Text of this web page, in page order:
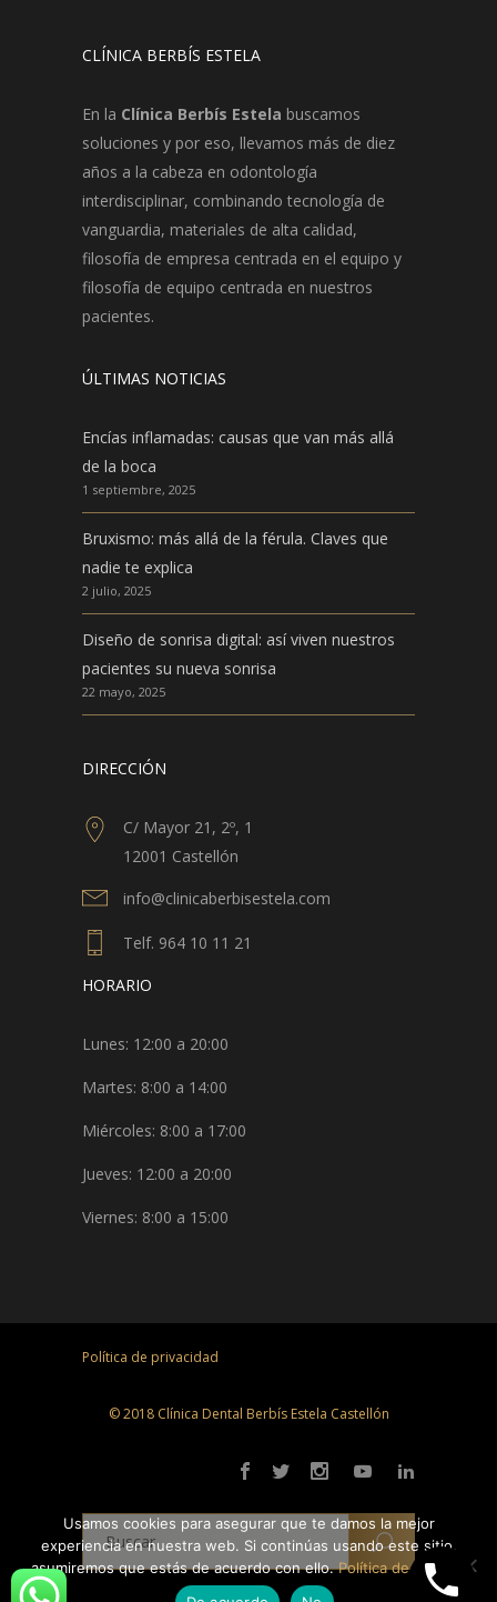
CLÍNICA BERBÍS ESTELA
En la Clínica Berbís Estela buscamos
soluciones y por eso, llevamos más de diez
años a la cabeza en odontología
interdisciplinar, combinando tecnología de
vanguardia, materiales de alta calidad,
filosofía de empresa centrada en el equipo y
filosofía de equipo centrada en nuestros
pacientes.
ÚLTIMAS NOTICIAS
Encías inflamadas: causas que van más allá
de la boca
1 septiembre, 2025
Bruxismo: más allá de la férula. Claves que
nadie te explica
2 julio, 2025
Diseño de sonrisa digital: así viven nuestros
pacientes su nueva sonrisa
22 mayo, 2025
DIRECCIÓN
C/ Mayor 21, 2º, 1
12001 Castellón
info@clinicaberbisestela.com
Telf. 964 10 11 21
HORARIO
Lunes: 12:00 a 20:00
Martes: 8:00 a 14:00
Miércoles: 8:00 a 17:00
Jueves: 12:00 a 20:00
Viernes: 8:00 a 15:00
Política de privacidad
© 2018 Clínica Dental Berbís Estela Castellón
Usamos cookies para asegurar que te damos la mejor
experiencia en nuestra web. Si continúas usando este sitio,
asumiremos que estás de acuerdo con ello.Política de cookies